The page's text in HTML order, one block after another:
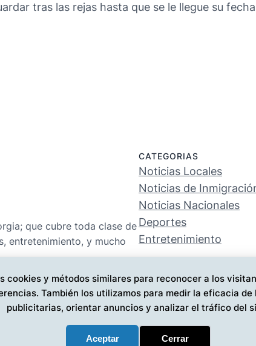
tras las rejas hasta que se le llegue su
que cubre toda clase de
entretenimiento, y mucho
CATEGORIAS
Noticias Locales
Noticias de
Noticias Nacionales
Deportes
Entretenimiento
cookies y métodos similares para reconocer a los
También los utilizamos para medir la eficacia de
publicitarias, orientar anuncios y analizar el tráfico del
Aceptar Cerrar